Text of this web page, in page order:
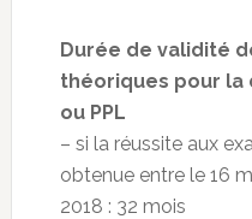
Durée de validité
théoriques pour la
ou PPL
– si la réussite aux
obtenue entre le 16
2018 : 32 mois